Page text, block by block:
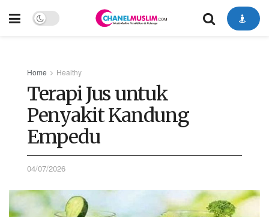
Home Healthy
Terapi Jus untuk
Penyakit Kandung
Empedu
04/07/2026